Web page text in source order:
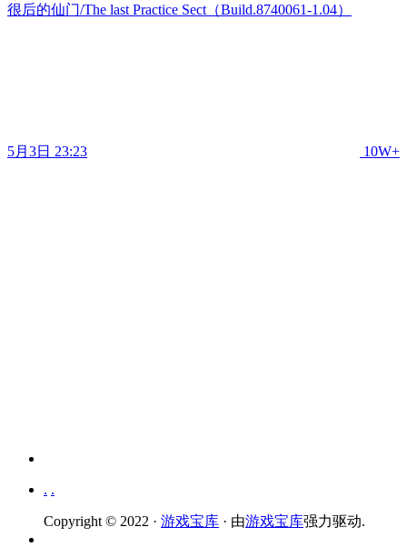
很后的仙门/The last Practice Sect（Build.8740061-1.04）
5月3日 23:23 10W+
. .
Copyright © 2022 · 游戏宝库 · 由游戏宝库强力驱动.